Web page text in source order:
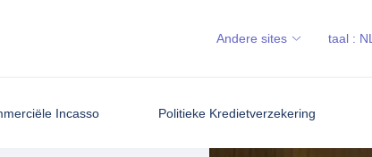
Incasso Politieke Kredietverzekering
Andere sites taal : NL